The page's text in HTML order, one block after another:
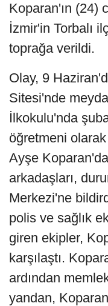
Koparan'ın (24)
İzmir'in Torbalı
toprağa verildi.
Olay, 9
Sitesi'nde
İlkokulu'nda
öğretmeni
Ayşe
arkadaşları,
Merkezi'ne
polis ve sağlık
giren ekipler,
karşılaştı.
ardından
yandan,